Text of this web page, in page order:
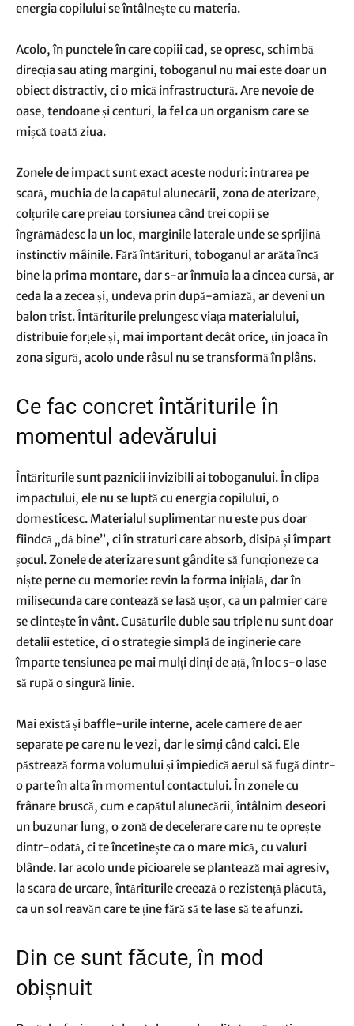
energia copilului se întâlnește cu materia.
Acolo, în punctele în care copiii cad, se opresc, schimbă
direcția sau ating margini, toboganul nu mai este doar un
obiect distractiv, ci o mică infrastructură. Are nevoie de
oase, tendoane și centuri, la fel ca un organism care se
mișcă toată ziua.
Zonele de impact sunt exact aceste noduri: intrarea pe
scară, muchia de la capătul alunecării, zona de aterizare,
colțurile care preiau torsiunea când trei copii se
îngrămădesc la un loc, marginile laterale unde se sprijină
instinctiv mâinile. Fără întărituri, toboganul ar arăta încă
bine la prima montare, dar s-ar înmuia la a cincea cursă, ar
ceda la a zecea și, undeva prin după-amiază, ar deveni un
balon trist. Întăriturile prelungesc viața materialului,
distribuie forțele și, mai important decât orice, țin joaca în
zona sigură, acolo unde râsul nu se transformă în plâns.
Ce fac concret întăriturile în
momentul adevărului
Întăriturile sunt paznicii invizibili ai toboganului. În clipa
impactului, ele nu se luptă cu energia copilului, o
domesticesc. Materialul suplimentar nu este pus doar
fiindcă „dă bine”, ci în straturi care absorb, disipă și împart
șocul. Zonele de aterizare sunt gândite să funcționeze ca
niște perne cu memorie: revin la forma inițială, dar în
milisecunda care contează se lasă ușor, ca un palmier care
se clintește în vânt. Cusăturile duble sau triple nu sunt doar
detalii estetice, ci o strategie simplă de inginerie care
împarte tensiunea pe mai mulți dinți de ață, în loc s-o lase
să rupă o singură linie.
Mai există și baffle-urile interne, acele camere de aer
separate pe care nu le vezi, dar le simți când calci. Ele
păstrează forma volumului și împiedică aerul să fugă dintr-
o parte în alta în momentul contactului. În zonele cu
frânare bruscă, cum e capătul alunecării, întâlnim deseori
un buzunar lung, o zonă de decelerare care nu te oprește
dintr-odată, ci te încetinește ca o mare mică, cu valuri
blânde. Iar acolo unde picioarele se plantează mai agresiv,
la scara de urcare, întăriturile creează o rezistență plăcută,
ca un sol reavăn care te ține fără să te lase să te afunzi.
Din ce sunt făcute, în mod
obișnuit